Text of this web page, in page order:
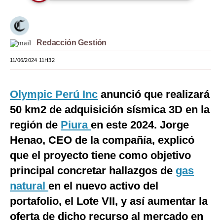
Lujo
Viajes
Mundo
EEUU
España
Internacional
Tecnología
Club del Suscriptor
Redacción Gestión
11/06/2024 11H32
Olympic Perú Inc anunció que realizará
50 km2 de adquisición sísmica 3D en la
región de Piura en este 2024. Jorge
Henao, CEO de la compañía, explicó
que el proyecto tiene como objetivo
principal concretar hallazgos de gas
natural en el nuevo activo del
portafolio, el Lote VII, y así aumentar la
oferta de dicho recurso al mercado en